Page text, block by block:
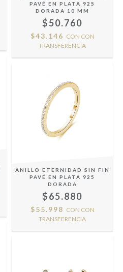
PAVÉ EN PLATA 925
DORADA 10 MM
$50.760
$43.146 CON CON
TRANSFERENCIA
ANILLO ETERNIDAD SIN FIN
PAVÉ EN PLATA 925
DORADA
$65.880
$55.998 CON CON
TRANSFERENCIA